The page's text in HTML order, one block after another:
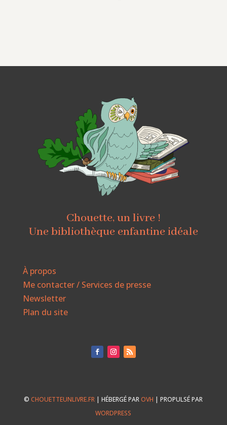
Chouette, un livre !
Une bibliothèque enfantine idéale
À propos
Me contacter / Services de presse
Newsletter
Plan du site
©CHOUETTEUNLIVRE.FR | HÉBERGÉ PAROVH | PROPULSÉ PAR
WORDPRESS